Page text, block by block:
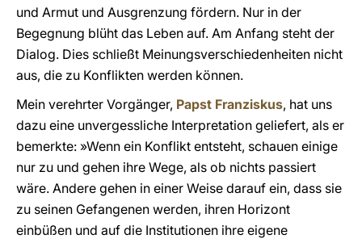
und Armut und Ausgrenzung fördern. Nur in der
Begegnung blüht das Leben auf. Am Anfang steht der
Dialog. Dies schließt Meinungsverschiedenheiten nicht
aus, die zu Konflikten werden können.
Mein verehrter Vorgänger, Papst Franziskus, hat uns
dazu eine unvergessliche Interpretation geliefert, als er
bemerkte: »Wenn ein Konflikt entsteht, schauen einige
nur zu und gehen ihre Wege, als ob nichts passiert
wäre. Andere gehen in einer Weise darauf ein, dass sie
zu seinen Gefangenen werden, ihren Horizont
einbüßen und auf die Institutionen ihre eigene